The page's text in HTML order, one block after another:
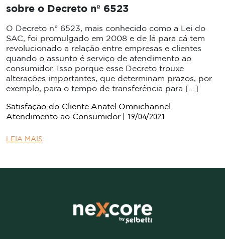
sobre o Decreto nº 6523
O Decreto n° 6523, mais conhecido como a Lei do
SAC, foi promulgado em 2008 e de lá para cá tem
revolucionado a relação entre empresas e clientes
quando o assunto é serviço de atendimento ao
consumidor. Isso porque esse Decreto trouxe
alterações importantes, que determinam prazos, por
exemplo, para o tempo de transferência para […]
Satisfação do Cliente Anatel Omnichannel
Atendimento ao Consumidor | 19/04/2021
LEIA MAIS